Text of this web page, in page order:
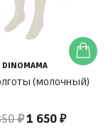
DINOMAMA
(молочный)
₽1 650 ₽